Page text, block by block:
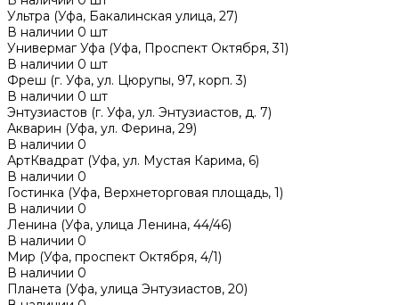
Ультра (Уфа, Бакалинская улица, 27)
В наличии 0 шт
Универмаг Уфа (Уфа, Проспект Октября, 31)
В наличии 0 шт
Фреш (г‌. Уфа, ул. Цюрупы, 97, корп. 3)
В наличии 0 шт
Энтузиастов (г. Уфа, ул. Энтузиастов, д. 7)
Акварин (Уфа, ул. Ферина, 29)
В наличии 0
АртКвадрат (Уфа, ул. Мустая Карима, 6)
В наличии 0
Гостинка (Уфа, Верхнеторговая площадь, 1)
В наличии 0
Ленина (Уфа, улица Ленина, 44/46)
В наличии 0
Мир (Уфа, проспект Октября, 4/1)
В наличии 0
Планета (Уфа, улица Энтузиастов, 20)